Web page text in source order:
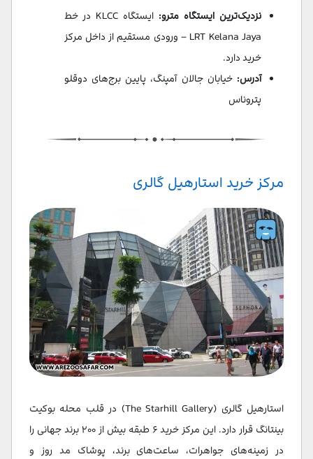
نزدیک‌ترین ایستگاه مترو:
ایستگاه KLCC در خط
LRT Kelana Jaya – ورودی مستقیم از داخل مرکز
خرید دارد.
آدرس: خیابان جالان آمپنگ، پایین برج‌های دوقلو
پتروناس
مرکز خرید استارهیل گالری
استارهیل گالری (The Starhill Gallery) در قلب محله بوکیت
بینتانگ قرار دارد. این مرکز خرید ۶ طبقه بیش از ۲۰۰ برند جهانی را
در زمینه‌های جواهرات، ساعت‌های برند، پوشاک مد روز و